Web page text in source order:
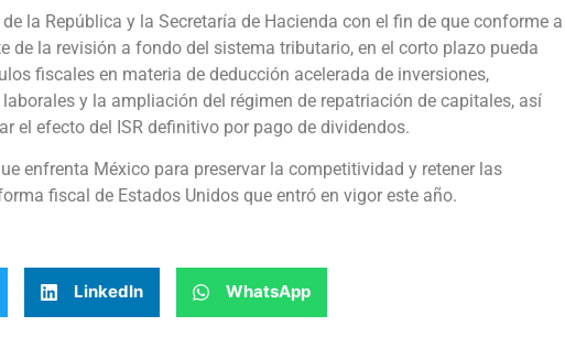
la República y la Secretaría de Hacienda con el fin de que conforme a
de la revisión a fondo del sistema tributario, en el corto plazo pueda
fiscales en materia de deducción acelerada de inversiones,
y la ampliación del régimen de repatriación de capitales, así
el efecto del ISR definitivo por pago de dividendos.
enfrenta México para preservar la competitividad y retener las
fiscal de Estados Unidos que entró en vigor este año.
LinkedIn WhatsApp